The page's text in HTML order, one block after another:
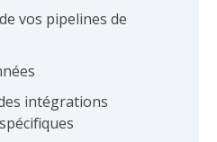
vos pipelines de
intégrations